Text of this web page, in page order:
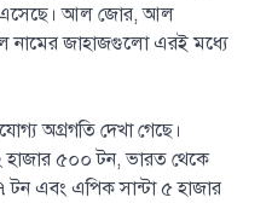
এসেছে। আল জোর, আল
নামের জাহাজগুলো এরই মধ্যে
অগ্রগতি দেখা গেছে।
হাজার ৫০০ টন, ভারত থেকে
এবং এপিক সান্টা ৫ হাজার